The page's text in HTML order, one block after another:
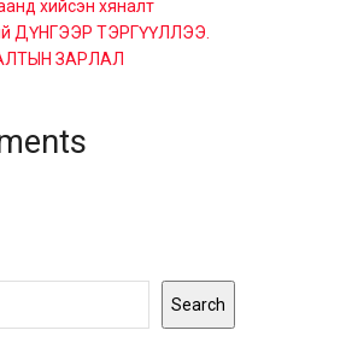
хийсэн хяналт
ДҮНГЭЭР ТЭРГҮҮЛЛЭЭ.
ЗАРЛАЛ
Search